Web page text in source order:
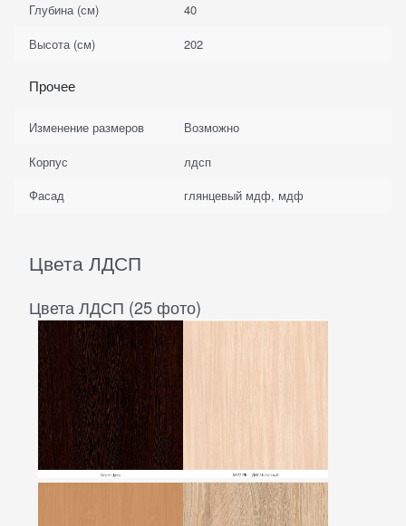
Глубина (см)
40
Высота (см)
202
Прочее
Изменение размеров
Возможно
Корпус
лдсп
Фасад
глянцевый мдф, мдф
Цвета ЛДСП
Цвета ЛДСП (25 фото)